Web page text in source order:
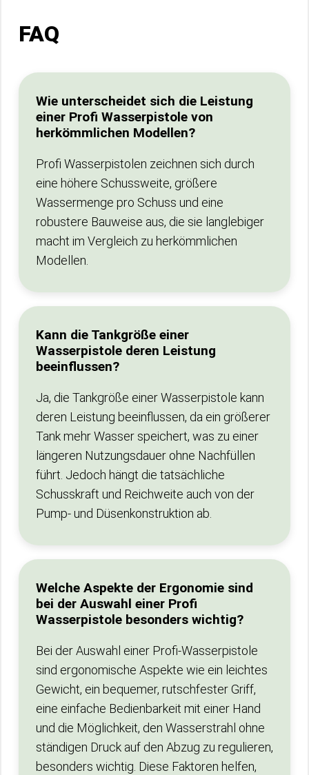
FAQ
Wie unterscheidet sich die Leistung
einer Profi Wasserpistole von
herkömmlichen Modellen?
Profi Wasserpistolen zeichnen sich durch
eine höhere Schussweite, größere
Wassermenge pro Schuss und eine
robustere Bauweise aus, die sie langlebiger
macht im Vergleich zu herkömmlichen
Modellen.
Kann die Tankgröße einer
Wasserpistole deren Leistung
beeinflussen?
Ja, die Tankgröße einer Wasserpistole kann
deren Leistung beeinflussen, da ein größerer
Tank mehr Wasser speichert, was zu einer
längeren Nutzungsdauer ohne Nachfüllen
führt. Jedoch hängt die tatsächliche
Schusskraft und Reichweite auch von der
Pump- und Düsenkonstruktion ab.
Welche Aspekte der Ergonomie sind
bei der Auswahl einer Profi
Wasserpistole besonders wichtig?
Bei der Auswahl einer Profi-Wasserpistole
sind ergonomische Aspekte wie ein leichtes
Gewicht, ein bequemer, rutschfester Griff,
eine einfache Bedienbarkeit mit einer Hand
und die Möglichkeit, den Wasserstrahl ohne
ständigen Druck auf den Abzug zu regulieren,
besonders wichtig. Diese Faktoren helfen,